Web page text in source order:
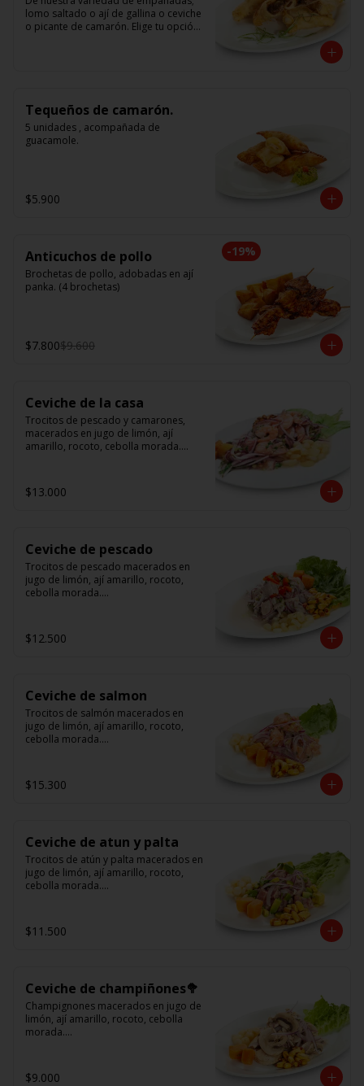
lomo saltado o ají de gallina o ceviche
o picante de camarón. Elige tu opción
Tequeños de camarón.
5 unidades , acompañada de
guacamole.
$5.900
-19%
Anticuchos de pollo
Brochetas de pollo, adobadas en ají
panka. (4 brochetas)
$7.800$9.600
Ceviche de la casa
Trocitos de pescado y camarones,
macerados en jugo de limón, ají
amarillo, rocoto, cebolla morada.
$13.000
Ceviche de pescado
Trocitos de pescado macerados en
jugo de limón, ají amarillo, rocoto,
cebolla morada.
$12.500
Ceviche de salmon
Trocitos de salmón macerados en
jugo de limón, ají amarillo, rocoto,
cebolla morada.
$15.300
Ceviche de atun y palta
Trocitos de atún y palta macerados en
jugo de limón, ají amarillo, rocoto,
cebolla morada.
$11.500
Ceviche de champiñones🥦
Champignones macerados en jugo de
limón, ají amarillo, rocoto, cebolla
morada.
$9.000